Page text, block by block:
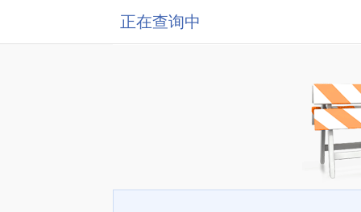
正在查询中